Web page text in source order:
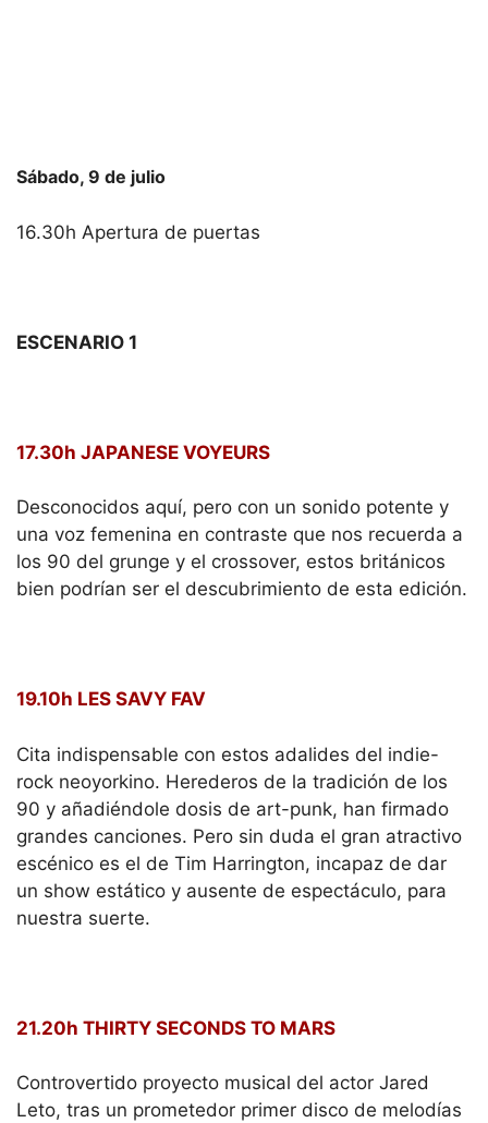
Sábado, 9 de julio
16.30h Apertura de puertas
ESCENARIO 1
17.30h JAPANESE VOYEURS
Desconocidos aquí, pero con un sonido potente y
una voz femenina en contraste que nos recuerda a
los 90 del grunge y el crossover, estos británicos
bien podrían ser el descubrimiento de esta edición.
19.10h LES SAVY FAV
Cita indispensable con estos adalides del indie-
rock neoyorkino. Herederos de la tradición de los
90 y añadiéndole dosis de art-punk, han firmado
grandes canciones. Pero sin duda el gran atractivo
escénico es el de Tim Harrington, incapaz de dar
un show estático y ausente de espectáculo, para
nuestra suerte.
21.20h THIRTY SECONDS TO MARS
Controvertido proyecto musical del actor Jared
Leto, tras un prometedor primer disco de melodías